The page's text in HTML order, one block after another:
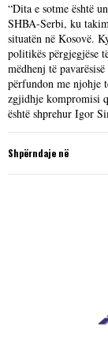
“Dita e sotme është
SHBA-Serbi, ku
situatën në Kosovë.
politikës përgjegjëse
mëdhenj të
përfundon me njohje
zgjidhje kompromisi
është shprehur Igor
Shpërndaje në